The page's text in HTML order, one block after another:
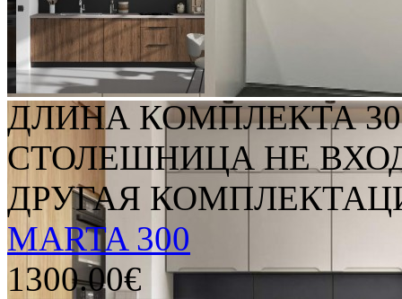
ДЛИНА КОМПЛЕКТА
СТОЛЕШНИЦА НЕ
ДРУГАЯ
MARTA 300
1300.00€